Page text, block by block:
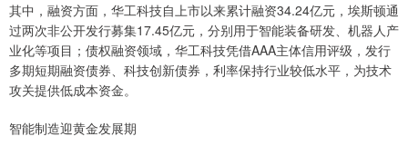
其中，融资方面，华工科技自上市以来累计融资34.24亿元，埃斯顿通
过两次非公开发行募集17.45亿元，分别用于智能装备研发、机器人产
业化等项目；债权融资领域，华工科技凭借AAA主体信用评级，发行
多期短期融资债券、科技创新债券，利率保持行业较低水平，为技术
攻关提供低成本资金。
智能制造迎黄金发展期